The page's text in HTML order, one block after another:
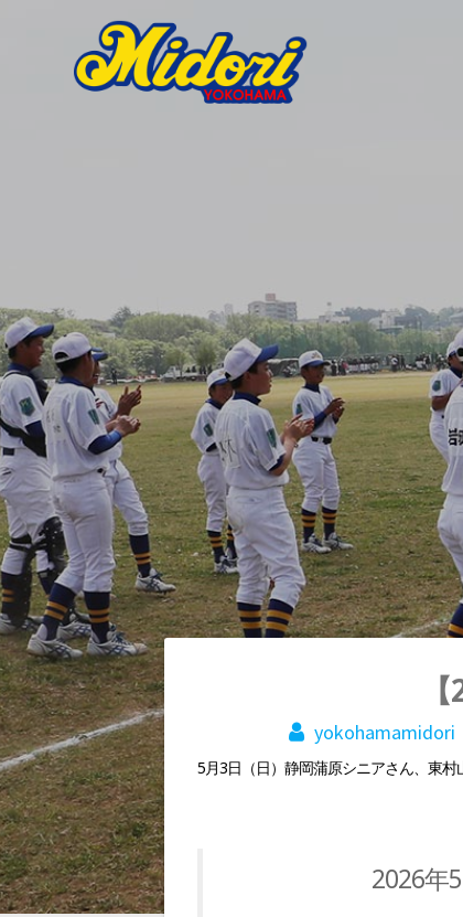
yokohamamidori
5月3日（日）静岡蒲原シニアさん、東村
2026年
投
稿
ナ
ビ